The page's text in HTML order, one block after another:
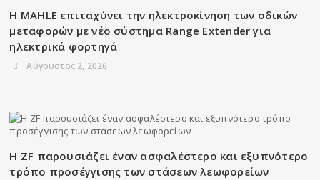
Η MAHLE επιταχύνει την ηλεκτροκίνηση των οδικών
μεταφορών με νέο σύστημα Range Extender για
ηλεκτρικά φορτηγά
Αύγουστος 2, 2026
Η ZF παρουσιάζει έναν ασφαλέστερο και εξυπνότερο
τρόπο προσέγγισης των στάσεων λεωφορείων